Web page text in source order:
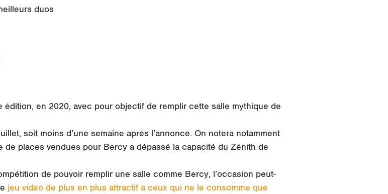
édition, en 2020, avec pour objectif de remplir cette salle mythique de
soit moins d’une semaine après l’annonce. On notera notamment
places vendues pour Bercy a dépassé la capacité du Zénith de
de pouvoir remplir une salle comme Bercy, l’occasion peut-
jeu vidéo de plus en plus attractif à ceux qui ne le consomme que